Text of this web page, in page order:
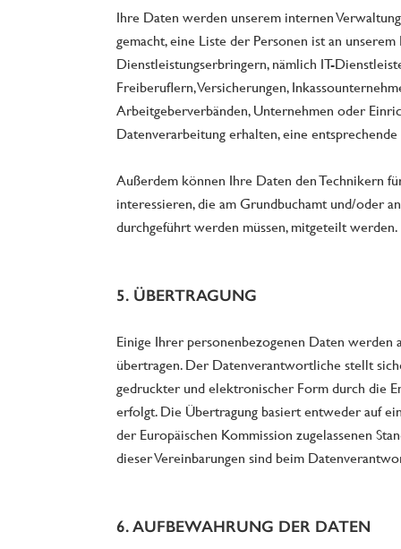
Ihre Daten werden unserem internen
gemacht, eine Liste der Personen ist an
Dienstleistungserbringern, nämlich IT-
Freiberuflern, Versicherungen,
Arbeitgeberverbänden, Unternehmen oder
Datenverarbeitung erhalten, eine
Außerdem können Ihre Daten den Technikern
interessieren, die am Grundbuchamt und/oder
durchgeführt werden müssen, mitgeteilt werden.
5. ÜBERTRAGUNG
Einige Ihrer personenbezogenen Daten werden
übertragen. Der Datenverantwortliche stellt
gedruckter und elektronischer Form durch die
erfolgt. Die Übertragung basiert entweder auf
der Europäischen Kommission zugelassenen
dieser Vereinbarungen sind beim
6. AUFBEWAHRUNG DER DATEN